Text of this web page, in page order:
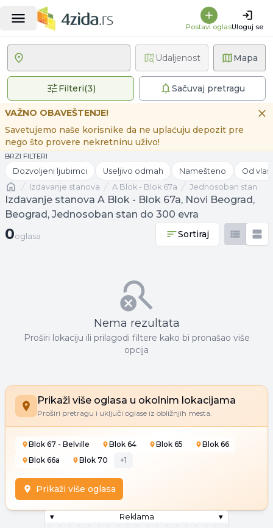
Postavi oglasUloguj se
Mapa
Filteri(3)3 primenjena filteraSačuvaj pretragu
Udaljenost
VAŽNO OBAVEŠTENJE!
Savetujemo naše korisnike da ne uplaćuju depozit pre
nego što provere nekretninu uživo!
BRZI FILTERI
Dozvoljeni ljubimci Useljivo odmah Namešteno Od
Naslovnaizdavanje stanova A Blok - Blok 67a Jednosoban stan
Izdavanje stanova A Blok - Blok 67a, Novi Beograd,
Beograd, Jednosoban stan do 300 evra
0 oglasa
0oglasa Sortiraj
Nema rezultata
Proširi lokaciju ili prilagodi filtere kako bi pronašao više
opcija
Prikaži više oglasa u okolnim lokacijama
Proširi pretragu i uključi oglase iz obližnjih mesta.
Blok 67 - Belville Blok 64 Blok 65
Blok 66
Blok 66a
Blok 70 +1
Prikaži više oglasa
▾ Reklama ▾